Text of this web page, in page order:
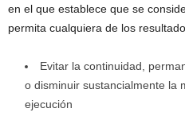
en el que establece que se
permita cualquiera de los
Evitar la continuidad,
o disminuir sustancialmente la
ejecución